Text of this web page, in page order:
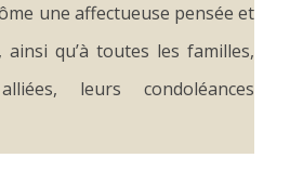
une affectueuse pensée et
qu’à toutes les familles,
leurs condoléances